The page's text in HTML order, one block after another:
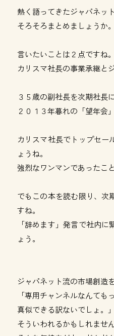
熱く語ってきたジャパネッ
そろそろまとめましょうか。
言いたいことは２点ですね。
カリスマ社長の事業承継と
３５歳の副社長を次期社長
２０１３年暮れの「望年会
カリスマ社長でトップセー
ょうね。
強烈なワンマンであったこ
でもこの本を読む限り、次
すね。
「辞めます」発言で社内
ょう。
ジャパネット流の市場創造
「専用チャンネルなんても
真似できる訳ないでしょ。」
そういわれるかもしれません